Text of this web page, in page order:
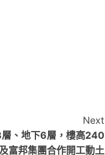
Next
、地下6層，樓高240
富邦集團合作開工動土